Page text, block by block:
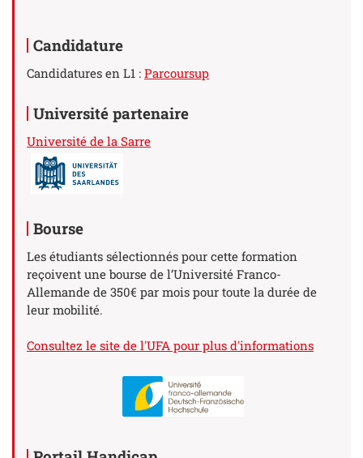
Candidature
Candidatures en L1 : Parcoursup
Université partenaire
Université de la Sarre
Bourse
Les étudiants sélectionnés pour cette formation
reçoivent une bourse de l’Université Franco-
Allemande de 350€ par mois pour toute la durée de
leur mobilité.
Consultez le site de l'UFA pour plus d'informations